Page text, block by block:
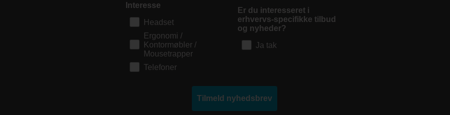
Interesse
Headset
Ergonomi /
Kontormøbler /
Mousetrapper
Telefoner
Er du interesseret i
erhvervs-specifikke tilbud
og nyheder?
Ja tak
Tilmeld nyhedsbrev